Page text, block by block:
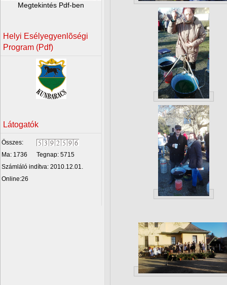
Megtekintés Pdf-ben
Helyi Esélyegyenlõségi
Program (Pdf)
Látogatók
Összes:
Ma: 1736
Tegnap: 5715
Számláló indítva: 2010.12.01.
Online:26